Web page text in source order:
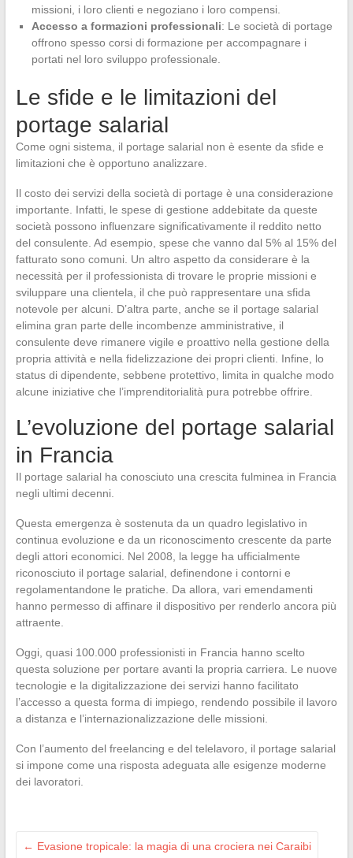
missioni, i loro clienti e negoziano i loro compensi.
Accesso a formazioni professionali: Le società di portage
offrono spesso corsi di formazione per accompagnare i
portati nel loro sviluppo professionale.
Le sfide e le limitazioni del
portage salarial
Come ogni sistema, il portage salarial non è esente da sfide e
limitazioni che è opportuno analizzare.
Il costo dei servizi della società di portage è una considerazione
importante. Infatti, le spese di gestione addebitate da queste
società possono influenzare significativamente il reddito netto
del consulente. Ad esempio, spese che vanno dal 5% al 15% del
fatturato sono comuni. Un altro aspetto da considerare è la
necessità per il professionista di trovare le proprie missioni e
sviluppare una clientela, il che può rappresentare una sfida
notevole per alcuni. D’altra parte, anche se il portage salarial
elimina gran parte delle incombenze amministrative, il
consulente deve rimanere vigile e proattivo nella gestione della
propria attività e nella fidelizzazione dei propri clienti. Infine, lo
status di dipendente, sebbene protettivo, limita in qualche modo
alcune iniziative che l’imprenditorialità pura potrebbe offrire.
L’evoluzione del portage salarial
in Francia
Il portage salarial ha conosciuto una crescita fulminea in Francia
negli ultimi decenni.
Questa emergenza è sostenuta da un quadro legislativo in
continua evoluzione e da un riconoscimento crescente da parte
degli attori economici. Nel 2008, la legge ha ufficialmente
riconosciuto il portage salarial, definendone i contorni e
regolamentandone le pratiche. Da allora, vari emendamenti
hanno permesso di affinare il dispositivo per renderlo ancora più
attraente.
Oggi, quasi 100.000 professionisti in Francia hanno scelto
questa soluzione per portare avanti la propria carriera. Le nuove
tecnologie e la digitalizzazione dei servizi hanno facilitato
l’accesso a questa forma di impiego, rendendo possibile il lavoro
a distanza e l’internazionalizzazione delle missioni.
Con l’aumento del freelancing e del telelavoro, il portage salarial
si impone come una risposta adeguata alle esigenze moderne
dei lavoratori.
← Evasione tropicale: la magia di una crociera nei Caraibi